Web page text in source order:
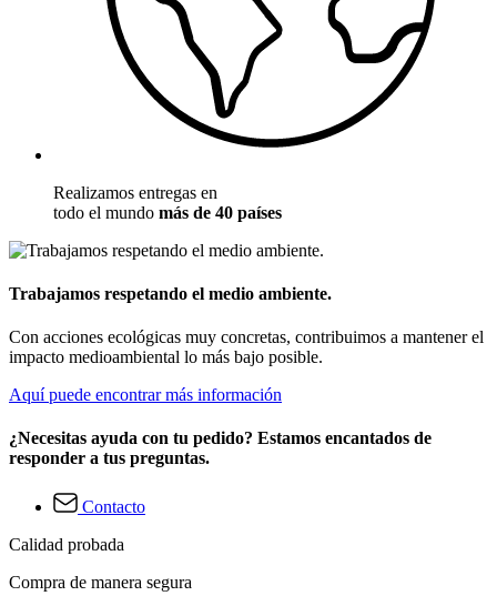
Realizamos entregas en
todo el mundo más de 40 países
Trabajamos respetando el medio ambiente.
Con acciones ecológicas muy concretas, contribuimos a mantener el
impacto medioambiental lo más bajo posible.
Aquí puede encontrar más información
¿Necesitas ayuda con tu pedido? Estamos encantados de
responder a tus preguntas.
Contacto
Calidad probada
Compra de manera segura